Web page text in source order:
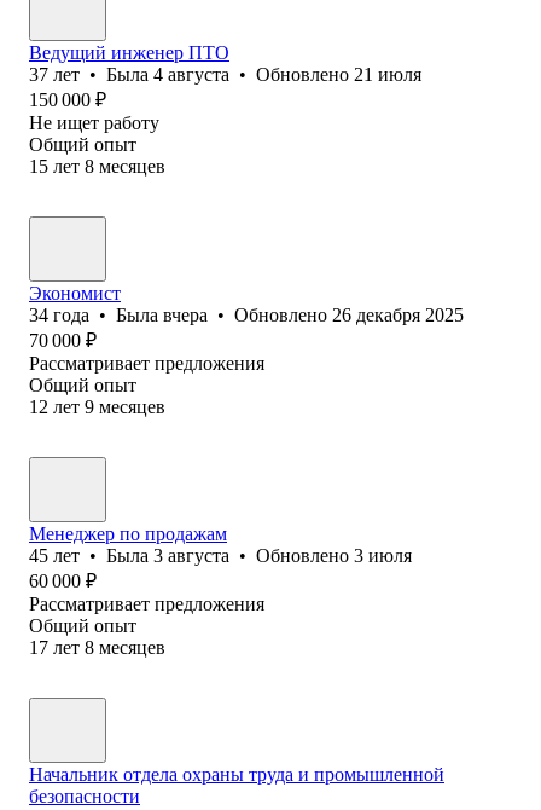
Ведущий инженер ПТО
37 лет • Была 4 августа • Обновлено 21 июля
150 000 ₽
Не ищет работу
Общий опыт
15 лет 8 месяцев
Экономист
34 года • Была вчера • Обновлено 26 декабря 2025
70 000 ₽
Рассматривает предложения
Общий опыт
12 лет 9 месяцев
Менеджер по продажам
45 лет • Была 3 августа • Обновлено 3 июля
60 000 ₽
Рассматривает предложения
Общий опыт
17 лет 8 месяцев
Начальник отдела охраны труда и промышленной
безопасности